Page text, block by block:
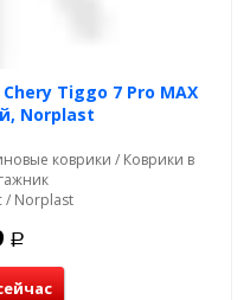
Tiggo 7 Pro MAX
Norplast
коврики / Коврики в
/ Norplast
Р